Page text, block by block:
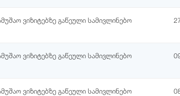
ვიზიტებზე გაწეული სამივლინებო
ვიზიტებზე გაწეული სამივლინებო
ვიზიტებზე გაწეული სამივლინებო